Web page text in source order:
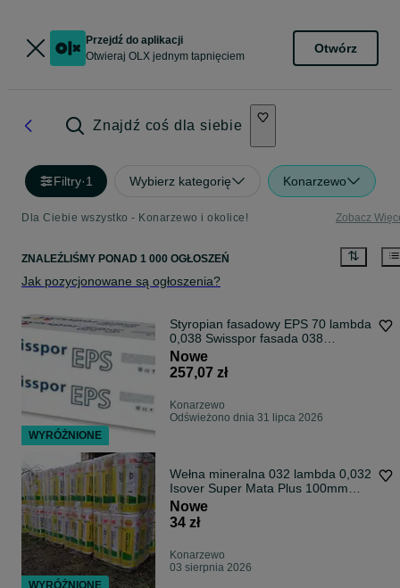
Przejdź do aplikacji
Otwieraj OLX jednym tapnięciem
Otwórz
Znajdź coś dla siebie
Filtry·1 Wybierz kategorię Konarzewo
Dla Ciebie wszystko - Konarzewo i okolice! Zobacz
ZNALEŹLIŚMY PONAD 1 000 OGŁOSZEŃ
Jak pozycjonowane są ogłoszenia?
Styropian fasadowy EPS 70 lambda
0,038 Swisspor fasada 038
PROMOCJA
Nowe
257,07 zł
Konarzewo
Odświeżono dnia 31 lipca 2026
Wełna mineralna 032 lambda 0,032
Isover Super Mata Plus 100mm
5,4m2
Nowe
34 zł
Konarzewo
03 sierpnia 2026
WYRÓŻNIONE